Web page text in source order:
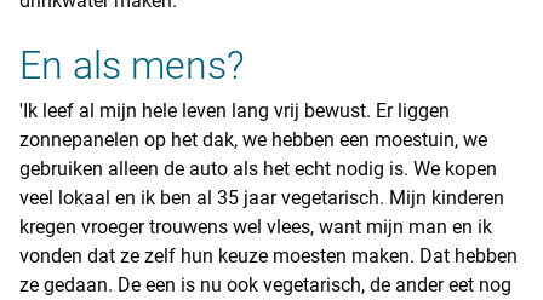
En als mens?
'Ik leef al mijn hele leven lang vrij bewust. Er liggen
zonnepanelen op het dak, we hebben een moestuin, we
gebruiken alleen de auto als het echt nodig is. We kopen
veel lokaal en ik ben al 35 jaar vegetarisch. Mijn kinderen
kregen vroeger trouwens wel vlees, want mijn man en ik
vonden dat ze zelf hun keuze moesten maken. Dat hebben
ze gedaan. De een is nu ook vegetarisch, de ander eet nog